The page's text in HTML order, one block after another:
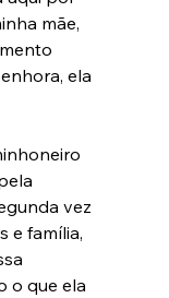
mãe,
ela
vez
e família,
o que ela